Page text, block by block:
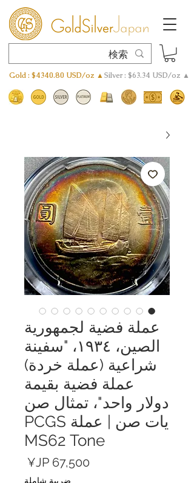
Gold : $4340.80 USD/oz ▲Silver : $63.34 USD/oz ▲
عملة فضية لجمهورية
الصين، ١٩٣٤، "سفينة
شراعية (عملة خردة)
عملة فضية بقيمة
دولار واحد"، تمثال صن
يات صن | عملة PCGS
MS62 Tone
ضريبة شاملة